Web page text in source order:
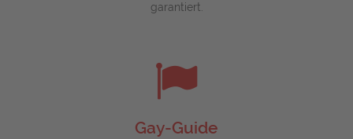
garantiert.
Gay-Guide